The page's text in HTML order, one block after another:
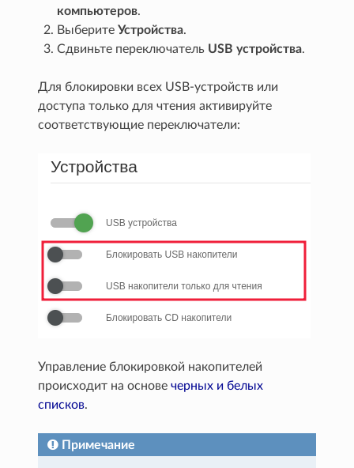
компьютеров.
ВыберитеУстройства.
Сдвиньте переключатель USB устройства.
Для блокировки всех USB-устройств или
доступа только для чтения активируйте
соответствующие переключатели:
Управление блокировкой накопителей
происходит на основечерных и белых
списков.
Примечание